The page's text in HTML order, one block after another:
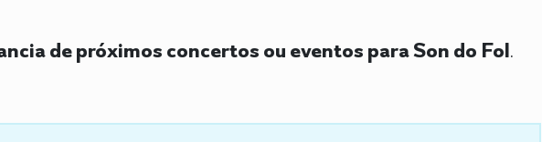
de próximos concertos ou eventos para Son do Fol.